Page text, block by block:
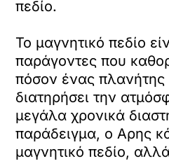
πεδίο.
Το μαγνητικό πεδίο
παράγοντες που
πόσον ένας πλανήτης
διατηρήσει την
μεγάλα χρονικά
παράδειγμα, ο Αρης
μαγνητικό πεδίο,